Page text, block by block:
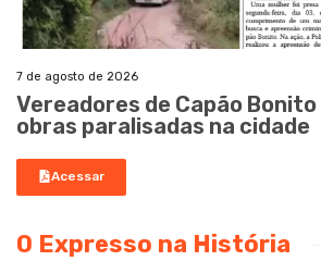
7 de agosto de 2026
Vereadores de Capão
obras paralisadas na cidade
Acessar
O Expresso na História